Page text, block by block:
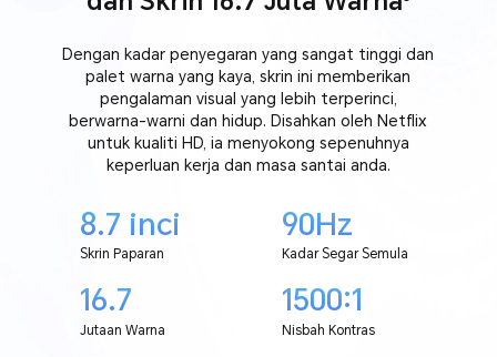
Dengan kadar penyegaran yang sangat tinggi dan
palet warna yang kaya, skrin ini memberikan
pengalaman visual yang lebih terperinci,
berwarna-warni dan hidup. Disahkan oleh Netflix
untuk kualiti HD, ia menyokong sepenuhnya
keperluan kerja dan masa santai anda.
8.7 inci
Skrin Paparan
90Hz
Kadar Segar Semula
16.7
Jutaan Warna
1500:1
Nisbah Kontras